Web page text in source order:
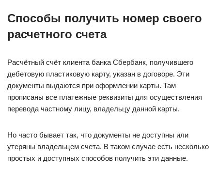
Способы получить номер своего
расчетного счета
Расчётный счёт клиента банка Сбербанк, получившего
дебетовую пластиковую карту, указан в договоре. Эти
документы выдаются при оформлении карты. Там
прописаны все платежные реквизиты для осуществления
перевода частному лицу, владельцу данной карты.
Но часто бывает так, что документы не доступны или
утеряны владельцем счета. В таком случае есть несколько
простых и доступных способов получить эти данные.